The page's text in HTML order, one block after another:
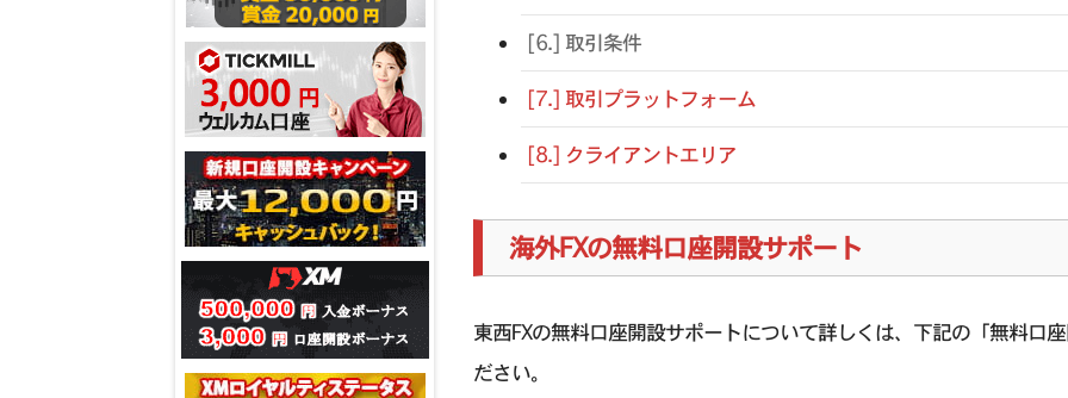
[6.] 取引条件
[7.] 取引プラットフォーム
[8.] クライアントエリア
海外FXの無料口座開設サポート
東西FXの無料口座開設サポートについて詳しくは、下記の「無料口
ださい。